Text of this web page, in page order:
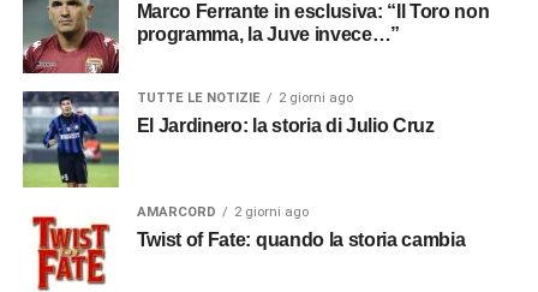
Marco Ferrante in esclusiva: “Il Toro non
programma, la Juve invece…”
TUTTE LE NOTIZIE 2 giorni ago
El Jardinero: la storia di Julio Cruz
AMARCORD 2 giorni ago
Twist of Fate: quando la storia cambia